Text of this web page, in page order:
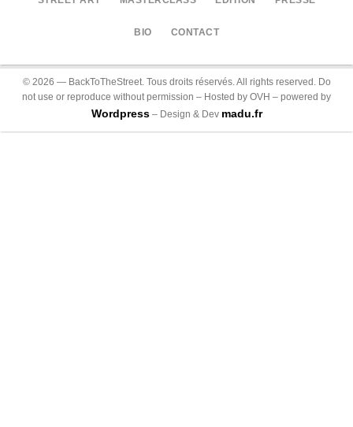
BIO CONTACT
© 2026 — BackToTheStreet. Tous droits réservés. All rights reserved. Do
not use or reproduce without permission – Hosted by OVH – powered by
Wordpress– Design & Dev madu.fr